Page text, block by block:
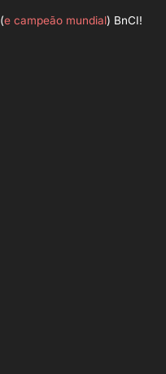
e campeão mundial) BnCI!